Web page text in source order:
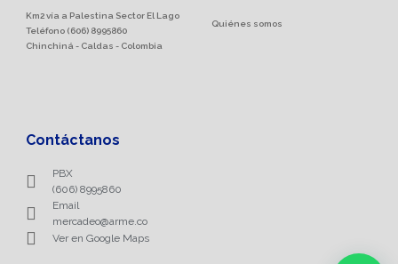
Km2 vía a Palestina Sector El Lago
Teléfono (606) 8995860
Chinchiná - Caldas - Colombia
Quiénes somos
Contáctanos
PBX
(606) 8995860
Email
mercadeo@arme.co
Ver en Google Maps